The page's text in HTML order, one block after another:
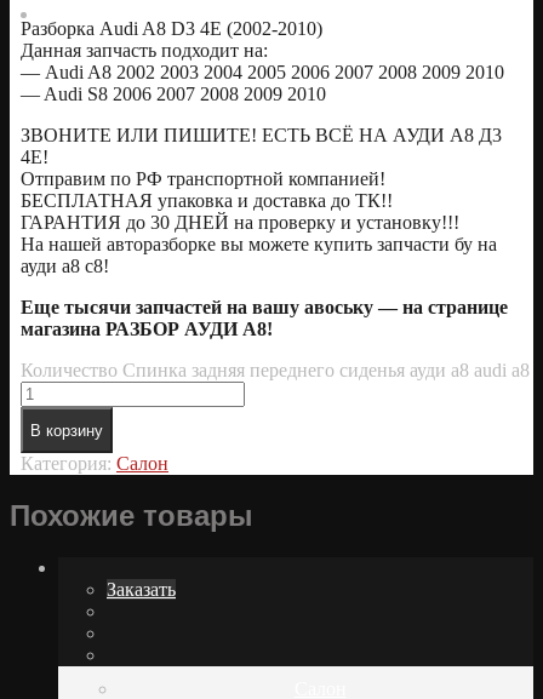
Разборка Audi A8 D3 4E (2002-2010)
Данная запчасть подходит на:
— Audi A8 2002 2003 2004 2005 2006 2007 2008 2009 2010
— Audi S8 2006 2007 2008 2009 2010
ЗВОНИТЕ ИЛИ ПИШИТЕ! ЕСТЬ ВСЁ НА АУДИ А8 Д3
4Е!
Отправим по РФ транспортной компанией!
БЕСПЛАТНАЯ упаковка и доставка до ТК!!
ГАРАНТИЯ до 30 ДНЕЙ на проверку и установку!!!
На нашей авторазборке вы можете купить запчасти бу на
ауди а8 с8!
Еще тысячи запчастей на вашу авоську — на странице
магазина РАЗБОР АУДИ А8!
Количество Спинка задняя переднего сиденья ауди а8 audi a8
В корзину
Категория: Салон
Похожие товары
Заказать